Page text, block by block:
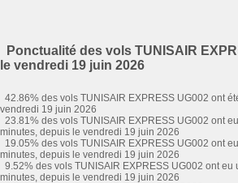
Ponctualité des vols TUNISAIR
le vendredi 19 juin 2026
42.86% des vols TUNISAIR EXPRESS UG002 ont
vendredi 19 juin 2026
23.81% des vols TUNISAIR EXPRESS UG002 ont
minutes, depuis le vendredi 19 juin 2026
19.05% des vols TUNISAIR EXPRESS UG002 ont
minutes, depuis le vendredi 19 juin 2026
9.52% des vols TUNISAIR EXPRESS UG002 ont eu
minutes, depuis le vendredi 19 juin 2026